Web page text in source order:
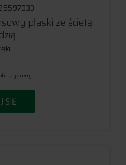
płaski ze ścietą
ceny
SIĘ